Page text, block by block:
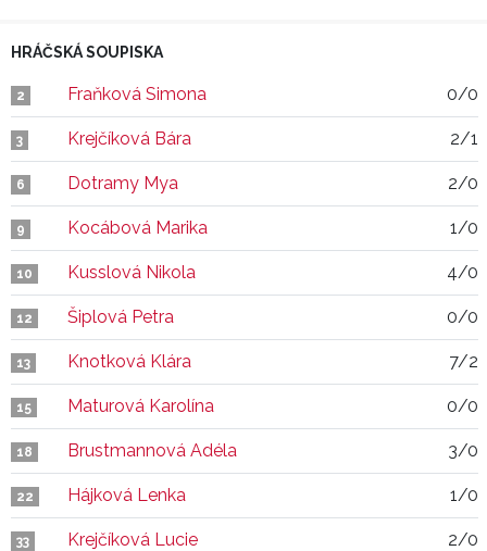
HRÁČSKÁ SOUPISKA
2 Fraňková Simona 0/0
3 Krejčíková Bára 2/1
6 Dotramy Mya 2/0
9 Kocábová Marika 1/0
10 Kusslová Nikola 4/0
12 Šiplová Petra 0/0
13 Knotková Klára 7/2
15 Maturová Karolína 0/0
18 Brustmannová Adéla 3/0
22 Hájková Lenka 1/0
33 Krejčíková Lucie 2/0